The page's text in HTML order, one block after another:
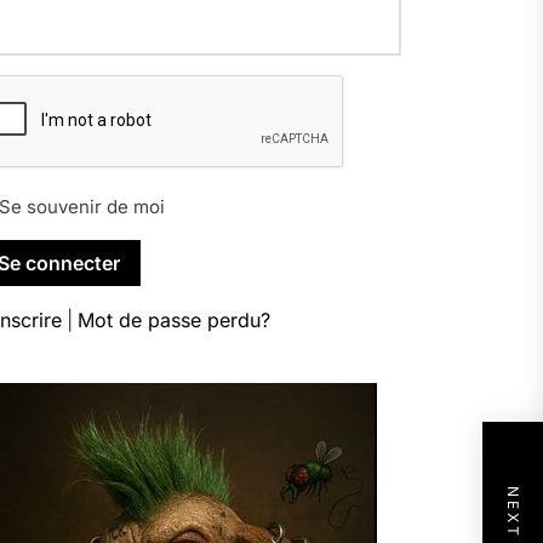
souvenir de moi
Mot de passe perdu?